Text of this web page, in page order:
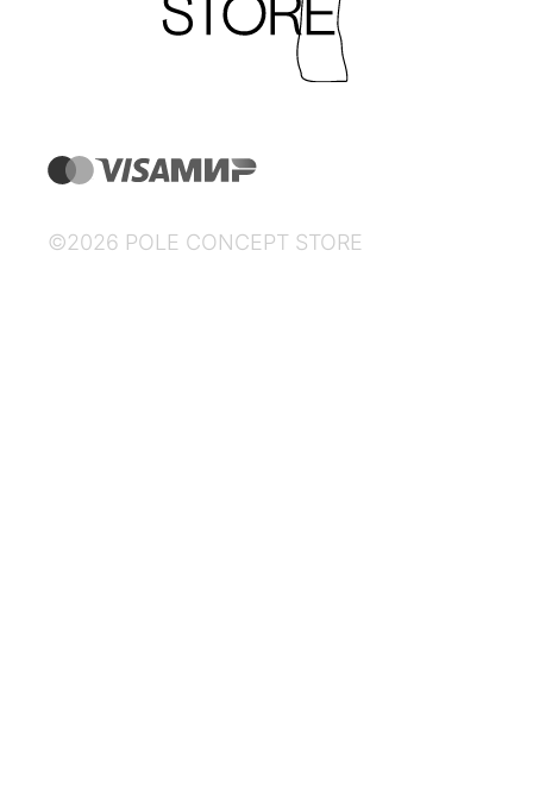
©2026 POLE CONCEPT STORE